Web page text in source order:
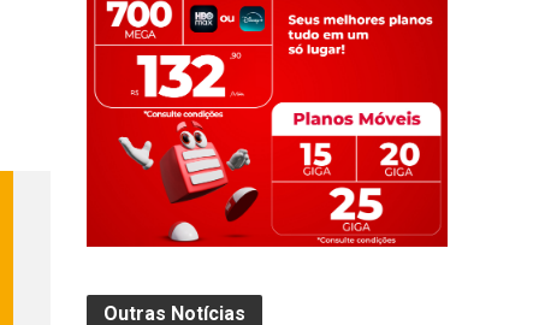
Outras Notícias